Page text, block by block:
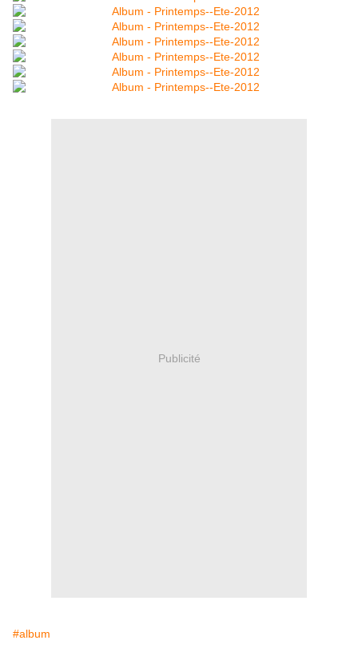
Publicité
#album